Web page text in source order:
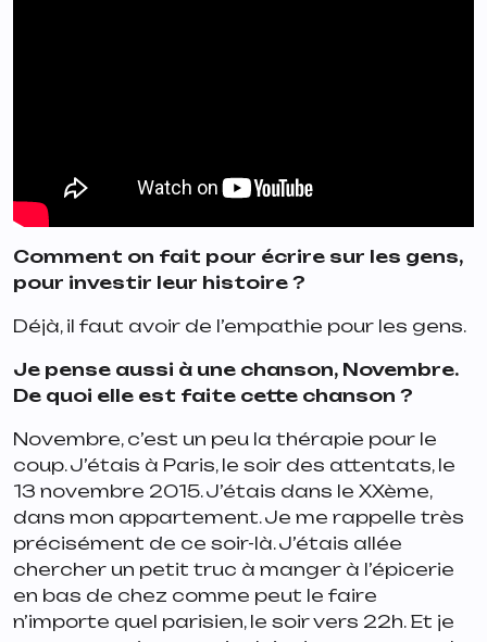
Comment on fait pour écrire sur les gens,
pour investir leur histoire ?
Déjà, il faut avoir de l’empathie pour les gens.
Je pense aussi à une chanson, Novembre.
De quoi elle est faite cette chanson ?
Novembre, c’est un peu la thérapie pour le
coup. J’étais à Paris, le soir des attentats, le
13 novembre 2015. J’étais dans le XXème,
dans mon appartement. Je me rappelle très
précisément de ce soir-là. J’étais allée
chercher un petit truc à manger à l’épicerie
en bas de chez comme peut le faire
n’importe quel parisien, le soir vers 22h. Et je